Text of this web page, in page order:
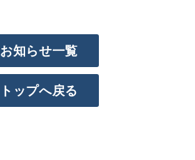
お知らせ一覧
トップへ戻る